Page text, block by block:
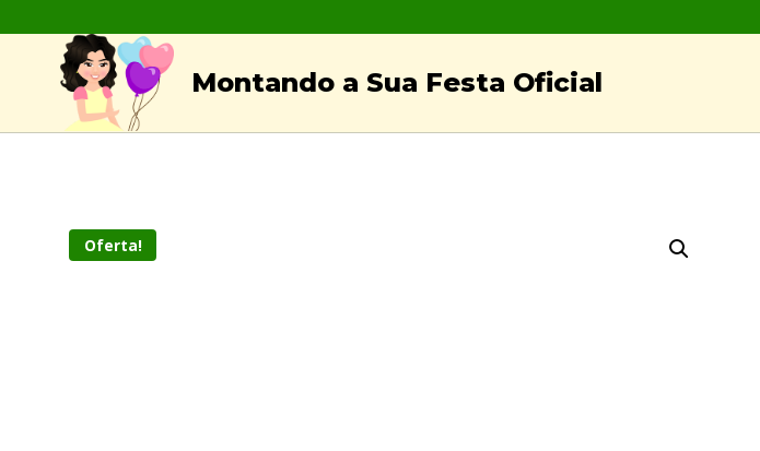
content
Montando a Sua Festa Oficial
Oferta!